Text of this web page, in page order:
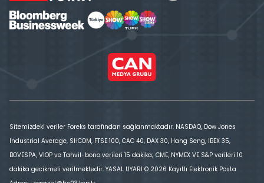
Sitemizdeki veriler Foreks tarafından sağlanmaktadır. NASDAQ, Dow Jones
Industrial Average, SHCOM, FTSE 100, CAC 40, DAX 30, Hang Seng, IBEX 35,
BOVESPA, VİOP ve Tahvil-bono verileri 15 dakika; CME, NYMEX VE S&P verileri 10
dakika gecikmeli verilmektedir. YASAL UYARI © 2026 Kayıtlı Elektronik Posta